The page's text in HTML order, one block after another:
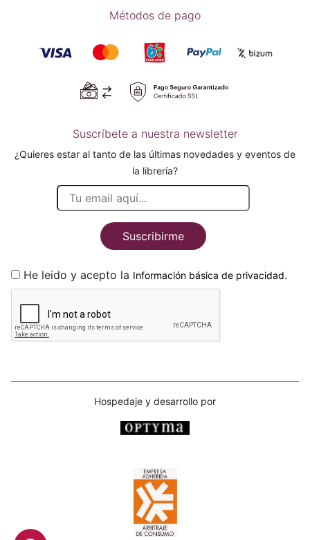
Métodos de pago
Suscríbete a nuestra newsletter
¿Quieres estar al tanto de las últimas novedades y eventos de
la librería?
Suscribirme
He leido y acepto la Información básica de privacidad.
Hospedaje y desarrollo por